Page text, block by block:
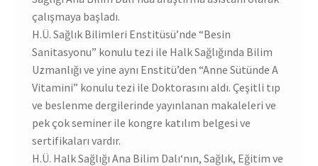
çalışmaya başladı.
H.Ü. Sağlık Bilimleri Enstitüsü’nde “Besin
Sanitasyonu” konulu tezi ile Halk Sağlığında Bilim
Uzmanlığı ve yine aynı Enstitü’den “Anne Sütünde A
Vitamini” konulu tezi ile Doktorasını aldı. Çeşitli tıp
ve beslenme dergilerinde yayınlanan makaleleri ve
pek çok seminer ile kongre katılım belgesi ve
sertifikaları vardır.
H.Ü. Halk Sağlığı Ana Bilim Dalı‘nın, Sağlık, Eğitim ve